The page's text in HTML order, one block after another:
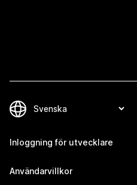
Inloggning för utvecklare
Användarvillkor